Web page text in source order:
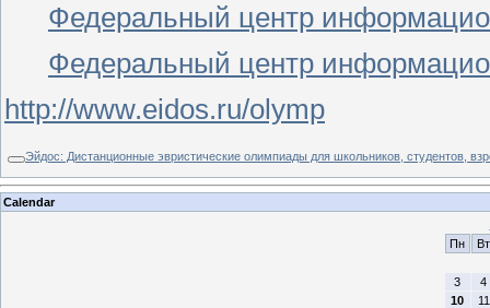
Федеральный центр
Федеральный центр
http://www.eidos.ru/olymp
Эйдос: Дистанционные эвристические олимпиады для школьников, студентов,
Calendar
Пн
Вт
3
4
10
11